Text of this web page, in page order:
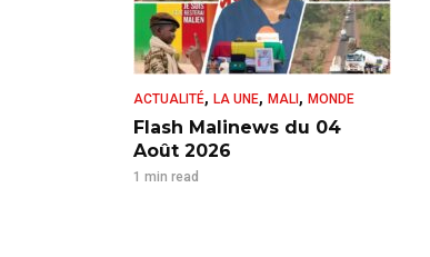
ACTUALITÉ, LA UNE, MALI , MONDE
Flash Malinews du 04
Août 2026
1 min read